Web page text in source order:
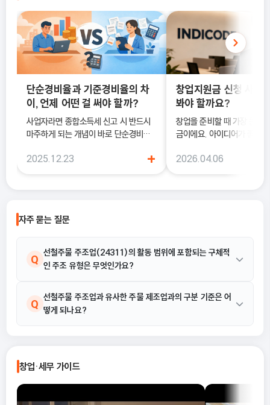
단순경비율과 기준경비율의 차
이, 언제 어떤 걸 써야 할까?
사업자라면 종합소득세 신고 시 반드시
마주하게 되는 개념이 바로 단순경비율
에서는 이 두 가지의 차이를 정확히 이해
경비율의 개념부터, 어떤 경우에 어떤 방
으로 정리합니다.
2025.12.23 +
창업지원금 신청 사이
봐야 할까요?
창업을 준비할 때 가장 큰 고
금이에요. 아이디어가 좋아
이럴 때 도움이 되는 것이 바
2026.04.06
자주 묻는 질문
Q
선철주물 주조업(24311)의 활동 범위에 포함되는 구체적
인 주조 유형은 무엇인가요?
A 24311 선철주물 주조업은 선철 또는 합금철로 각종 선철(회) 주물
및 가단철 주물을 제조하는 산업활동입니다. 구체적으로는 가단철
Q
선철주물 주조업과 유사한 주물 제조업과의 구분 기준은 어
떻게 되나요?
주물을 제조하는 데 특화되어 있습니다. 이와 구분되는 유사 업종으
로는 철강재 압연 가공업(12111)이나 기타 비철금속 주물 제조업
창업·세무 가이드